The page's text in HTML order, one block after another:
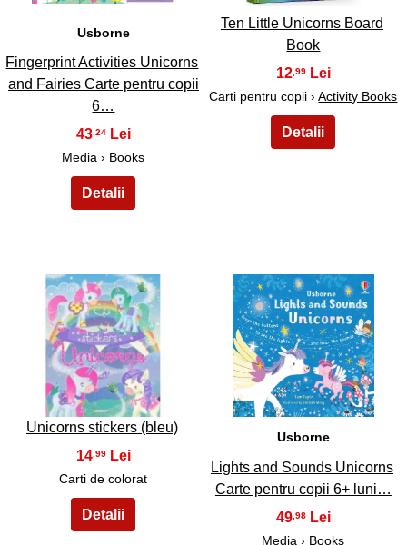
Usborne
Fingerprint Activities Unicorns
and Fairies Carte pentru copii
6…
43,24
Media › Books
Ten Little Unicorns Board
Book
12 ,99
Carti pentru copii ›Activity Books
45
Unicorns stickers (bleu)
14,99
Carti de colorat
46
Usborne
Lights and Sounds Unicorns
Carte pentru copii 6+ luni…
49,98
Media › Books